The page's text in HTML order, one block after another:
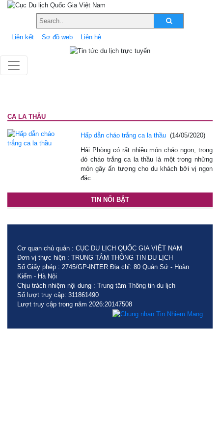
Liên kết Sơ đồ web Liên hệ
CA LA THẦU
Hấp dẫn cháo trắng ca la thầu (14/05/2020)
Hải Phòng có rất nhiều món cháo ngon, trong
đó cháo trắng ca la thầu là một trong những
món gây ấn tượng cho du khách bởi vị ngon
đặc…
TIN NỔI BẬT
Cơ quan chủ quản : CỤC DU LỊCH QUỐC GIA VIỆT NAM
Đơn vị thực hiện : TRUNG TÂM THÔNG TIN DU LỊCH
Số Giấy phép : 2745/GP-INTER Địa chỉ: 80 Quán Sứ - Hoàn
Kiếm - Hà Nội
Chịu trách nhiệm nội dung : Trung tâm Thông tin du lịch
Số lượt truy cập: 311861490
Lượt truy cập trong năm 2026:20147508